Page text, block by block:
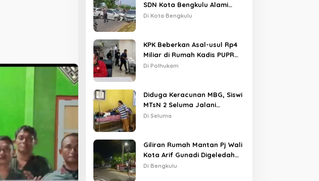
SDN Kota Bengkulu Alami
Tabrakan Beruntun di Lampu
Di Kota Bengkulu
KPK Beberkan Asal-usul Rp4
Miliar di Rumah Kadis PUPR
Kota Bengkulu
Di Polhukam
Diduga Keracunan MBG, Siswi
MTsN 2 Seluma Jalani
Perawatan Intensif di RSUD
Di Seluma
Giliran Rumah Mantan Pj Wali
Kota Arif Gunadi Digeledah
KPK, Sinyal Pengusutan
Di Bengkulu